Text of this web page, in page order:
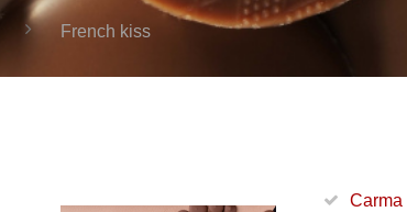
French kiss
Carma